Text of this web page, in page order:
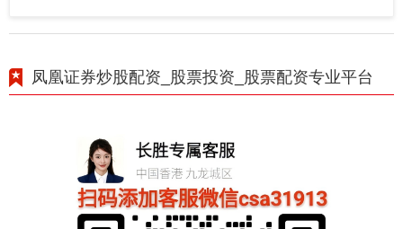
凤凰证券炒股配资_股票投资_股票配资专业平台